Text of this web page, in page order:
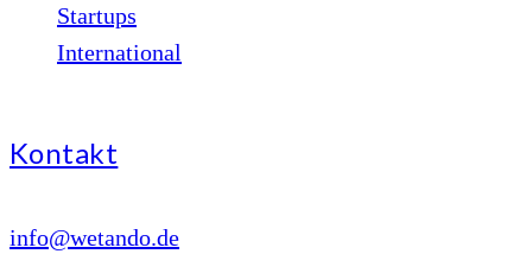
Startups
International
Kontakt
info@wetando.de